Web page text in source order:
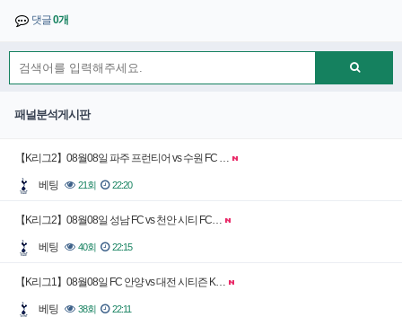
댓글0개
패널분석게시판
【K리그2】08월08일 파주 프런티어 vs 수원 FC …
베팅 21회 22:20
【K리그2】08월08일 성남 FC vs 천안 시티 FC…
베팅 40회 22:15
【K리그1】08월08일 FC 안양 vs 대전 시티즌 K…
베팅 38회 22:11